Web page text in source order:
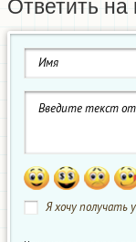
Ответить на
Я хочу получать